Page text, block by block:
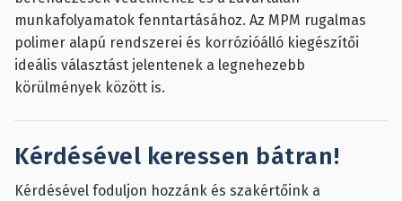
munkafolyamatok fenntartásához. Az MPM rugalmas
polimer alapú rendszerei és korrózióálló kiegészítői
ideális választást jelentenek a legnehezebb
körülmények között is.
Kérdésével keressen bátran!
Kérdésével foduljon hozzánk és szakértőink a